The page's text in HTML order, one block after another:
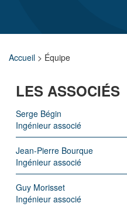
Accueil > Équipe
LES ASSOCIÉS
Serge Bégin
Ingénieur associé
Jean-Pierre Bourque
Ingénieur associé
Guy Morisset
Ingénieur associé